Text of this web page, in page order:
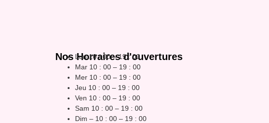
Nos Horraires d'ouvertures
Lun 10 : 00 – 19 : 00
Mar 10 : 00 – 19 : 00
Mer 10 : 00 – 19 : 00
Jeu 10 : 00 – 19 : 00
Ven 10 : 00 – 19 : 00
Sam 10 : 00 – 19 : 00
Dim – 10 : 00 – 19 : 00